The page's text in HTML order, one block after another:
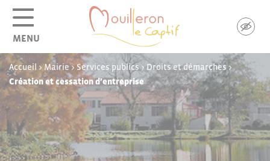
MENU
Accueil >Mairie> Services publics>Droits et démarches>
Création et cessation d’entreprise
Panneau de gestion des cookies